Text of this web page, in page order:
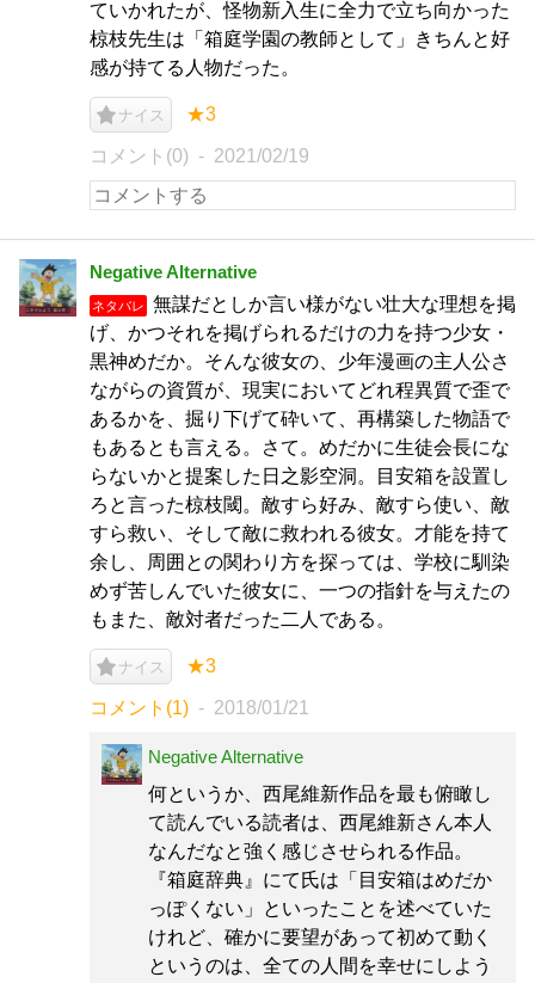
ていかれたが、怪物新入生に全力で立ち向かった
椋枝先生は「箱庭学園の教師として」きちんと好
感が持てる人物だった。
ナイス ★3
コメント(0) 2021/02/19
Negative Alternative
ネタバレ
無謀だとしか言い様がない壮大な理想を掲
げ、かつそれを掲げられるだけの力を持つ少女・
黒神めだか。そんな彼女の、少年漫画の主人公さ
ながらの資質が、現実においてどれ程異質で歪で
あるかを、掘り下げて砕いて、再構築した物語で
もあるとも言える。さて。めだかに生徒会長にな
らないかと提案した日之影空洞。目安箱を設置し
ろと言った椋枝閾。敵すら好み、敵すら使い、敵
すら救い、そして敵に救われる彼女。才能を持て
余し、周囲との関わり方を探っては、学校に馴染
めず苦しんでいた彼女に、一つの指針を与えたの
もまた、敵対者だった二人である。
ナイス ★3
コメント(1) 2018/01/21
Negative Alternative
何というか、西尾維新作品を最も俯瞰し
て読んでいる読者は、西尾維新さん本人
なんだなと強く感じさせられる作品。
『箱庭辞典』にて氏は「目安箱はめだか
っぽくない」といったことを述べていた
けれど、確かに要望があって初めて動く
というのは、全ての人間を幸せにしよう